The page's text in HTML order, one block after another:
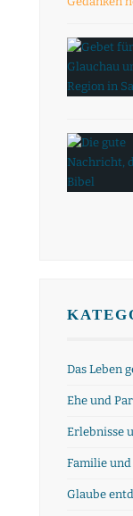
Das Leben
Ehe und
Erlebnisse
Familie
Glaube